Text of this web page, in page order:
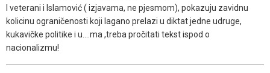
I veterani i Islamović ( izjavama, ne pjesmom), pokazuju zavidnu
kolicinu ograničenosti koji lagano prelazi u diktat jedne udruge,
kukavičke politike i u....ma ,treba pročitati tekst ispod o
nacionalizmu!